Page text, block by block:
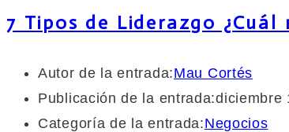
7 Tipos de Liderazgo
Autor de la entrada:Mau Cortés
Publicación de la entrada:diciembre
Categoría de la entrada:Negocios